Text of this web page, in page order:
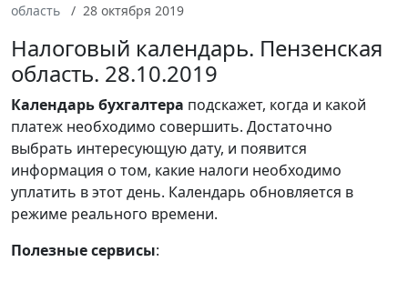
область
28 октября 2019
Налоговый календарь. Пензенская
область. 28.10.2019
Календарьбухгалтера подскажет, когда и какой
платеж необходимо совершить. Достаточно
выбрать интересующую дату, и появится
информация о том, какие налоги необходимо
уплатить в этот день. Календарь обновляется в
режиме реального времени.
Полезные сервисы: